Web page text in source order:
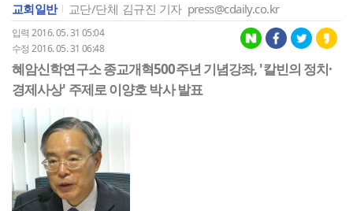
교회일반 교단/단체 김규진 기자 press@cdaily.co.kr
입력 2016. 05. 31 05:04
수정 2016. 05. 31 06:48
혜암신학연구소 종교개혁500주년 기념강좌, '칼빈의 정치·
경제사상' 주제로 이양호 박사 발표